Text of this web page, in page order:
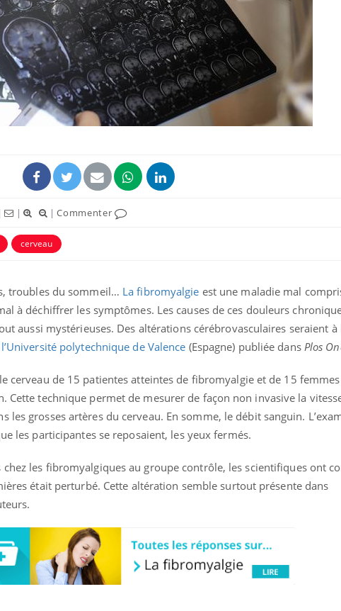
| | |Commenter
cerveau
troubles du sommeil… La fibromyalgie est une maladie mal
à déchiffrer les symptômes. Les causes de ces douleurs
aussi mystérieuses. Des altérations cérébrovasculaires seraient à
polytechnique de Valence (Espagne) publiée dans Plos
cerveau de 15 patientes atteintes de fibromyalgie et de 15
Cette technique permet de mesurer de façon non invasive la
les grosses artères du cerveau. En somme, le débit sanguin.
les participantes se reposaient, les yeux fermés.
chez les fibromyalgiques au groupe contrôle, les scientifiques ont
était perturbé. Cette altération semble surtout présente dans
barracuda, une petite fille
secourue grâce à un
réflexe essentiel
Légionellose en Suisse :
quelle est l’origine de la
sommeil des